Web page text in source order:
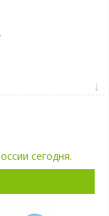
двухсторонняя
аккумулятором.
сегодня.